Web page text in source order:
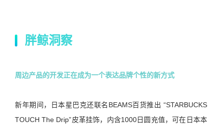
胖鲸洞察
周边产品的开发正在成为一个表达品牌个性的新方式
新年期间，日本星巴克还联名BEAMS百货推出 “STARBUCKS
TOUCH The Drip”皮革挂饰，内含1000日圆充值，可在日本本